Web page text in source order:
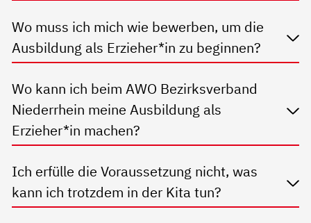
Wo muss ich mich wie bewerben, um die
Ausbildung als Erzieher*in zu beginnen?
Wo kann ich beim AWO Bezirksverband
Niederrhein meine Ausbildung als
Erzieher*in machen?
Ich erfülle die Voraussetzung nicht, was
kann ich trotzdem in der Kita tun?